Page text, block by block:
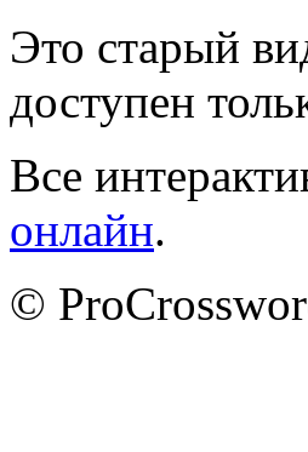
Это старый
доступен
Все
онлайн.
©